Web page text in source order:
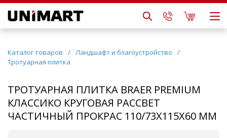
Каталог товаров / Ландшафт и благоустройство
/
Тротуарная плитка
ТРОТУАРНАЯ ПЛИТКА BRAER PREMIUM
КЛАССИКО КРУГОВАЯ РАССВЕТ
ЧАСТИЧНЫЙ ПРОКРАС 110/73Х115Х60 ММ